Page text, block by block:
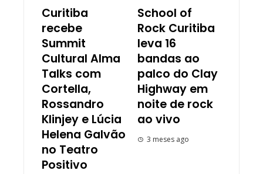
Curitiba
recebe
Summit
Cultural Alma
Talks com
Cortella,
Rossandro
Klinjey e Lúcia
Helena Galvão
no Teatro
Positivo
School of
Rock Curitiba
leva 16
bandas ao
palco do Clay
Highway em
noite de rock
ao vivo
3 meses ago